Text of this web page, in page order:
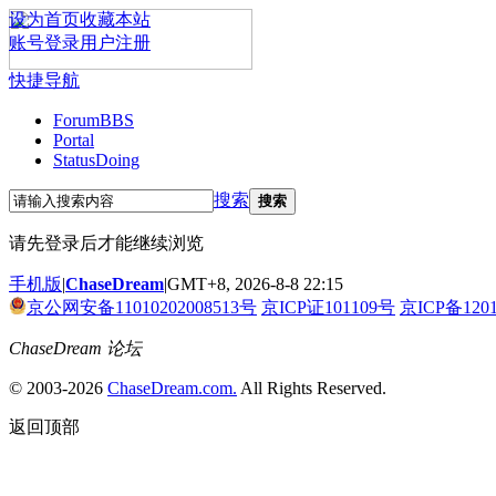
设为首页收藏本站
账号登录用户注册
快捷导航
ForumBBS
Portal
StatusDoing
搜索 搜索
请先登录后才能继续浏览
手机版|ChaseDream|GMT+8, 2026-8-8 22:15
京公网安备11010202008513号 京ICP证101109号 京ICP备
ChaseDream 论坛
© 2003-2026 ChaseDream.com. All Rights Reserved.
返回顶部